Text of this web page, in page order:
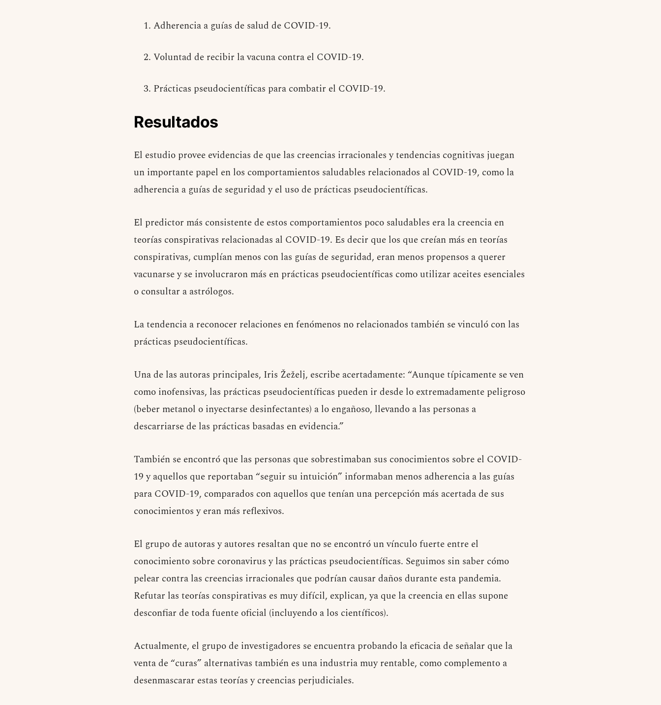
Adherencia a guías de salud de COVID-19.
Voluntad de recibir la vacuna contra el COVID-19.
Prácticas pseudocientíficas para combatir el COVID-19.
Resultados
El estudio provee evidencias de que las creencias irracionales y tendencias cognitivas juegan
un importante papel en los comportamientos saludables relacionados al COVID-19, como la
adherencia a guías de seguridad y el uso de prácticas pseudocientíficas.
El predictor más consistente de estos comportamientos poco saludables era la creencia en
teorías conspirativas relacionadas al COVID-19. Es decir que los que creían más en teorías
conspirativas, cumplían menos con las guías de seguridad, eran menos propensos a querer
vacunarse y se involucraron más en prácticas pseudocientíficas como utilizar aceites esenciales
o consultar a astrólogos.
La tendencia a reconocer relaciones en fenómenos no relacionados también se vinculó con las
prácticas pseudocientíficas.
Una de las autoras principales, Iris Žeželj, escribe acertadamente: “Aunque típicamente se ven
como inofensivas, las prácticas pseudocientíficas pueden ir desde lo extremadamente peligroso
(beber metanol o inyectarse desinfectantes) a lo engañoso, llevando a las personas a
descarriarse de las prácticas basadas en evidencia.”
También se encontró que las personas que sobrestimaban sus conocimientos sobre el COVID-
19 y aquellos que reportaban “seguir su intuición” informaban menos adherencia a las guías
para COVID-19, comparados con aquellos que tenían una percepción más acertada de sus
conocimientos y eran más reflexivos.
El grupo de autoras y autores resaltan que no se encontró un vínculo fuerte entre el
conocimiento sobre coronavirus y las prácticas pseudocientíficas. Seguimos sin saber cómo
pelear contra las creencias irracionales que podrían causar daños durante esta pandemia.
Refutar las teorías conspirativas es muy difícil, explican, ya que la creencia en ellas supone
desconfiar de toda fuente oficial (incluyendo a los científicos).
Actualmente, el grupo de investigadores se encuentra probando la eficacia de señalar que la
venta de “curas” alternativas también es una industria muy rentable, como complemento a
desenmascarar estas teorías y creencias perjudiciales.